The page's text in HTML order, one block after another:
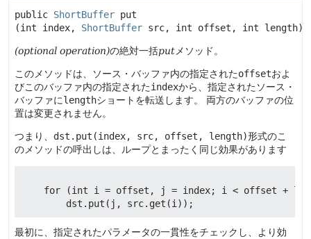
public ShortBuffer put
(int index, ShortBuffer src, int offset, int length)
(optional operation)の絶対一括put メソッド。
このメソッドは、ソース・バッファ内の指定されたoffsetおよ
びこのバッファ内の指定されたindexから、指定されたソース・
バッファにlengthショートを転送します。
両方のバッファの位
置は変更されません。
つまり、 dst.put(index, src, offset, length)形式のこ
のメソッドの呼出しは、ループとまったく同じ効果があります
for (int i = offset, j = index; i < offset +
最初に、指定されたパラメータの一貫性をチェックし、より効